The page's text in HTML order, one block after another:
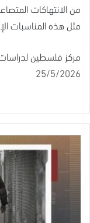
من الانتهاكات
مثل هذه المناسبات
مركز فلسطين
25/5/2026
قائمة
بأسماء
أسرى
صدرت